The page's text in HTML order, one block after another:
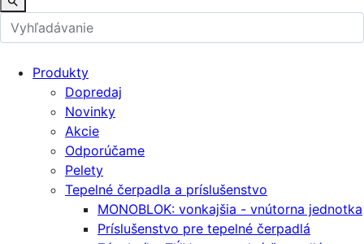
Produkty
Dopredaj
Novinky
Akcie
Odporúčame
Pelety
Tepelné čerpadla a príslušenstvo
MONOBLOK: vonkajšia - vnútorna jednotka
Príslušenstvo pre tepelné čerpadlá